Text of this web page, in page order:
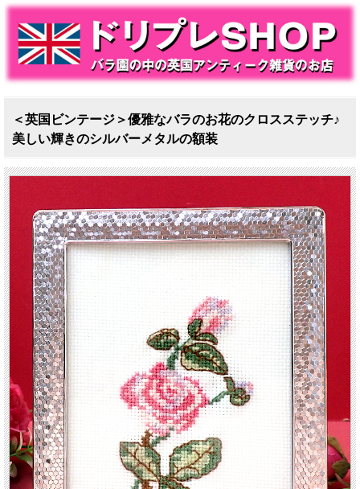
＜英国ビンテージ＞優雅なバラのお花のクロスステッチ♪
美しい輝きのシルバーメタルの額装